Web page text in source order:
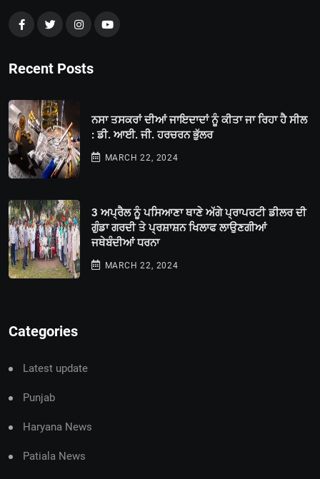
Recent Posts
ਨਸਾ ਤਸਕਰਾਂ ਦੀਆਂ ਜਾਇਦਾਦਾਂ ਨੂੰ ਕੀਤਾ ਜਾ ਰਿਹਾ ਹੈ ਸੀਲ
: ਡੀ. ਆਈ. ਜੀ. ਹਰਚਰਨ ਭੁੱਲਰ
MARCH 22, 2024
3 ਅਪ੍ਰੈਲ ਨੂੰ ਪਸਿਆਣਾ ਥਾਣੇ ਅੱਗੇ ਪ੍ਰਾਪਰਟੀ ਡੀਲਰ ਦੀ
ਗੁੰਡਾ ਗਰਦੀ ਤੇ ਪ੍ਰਸ਼ਾਸ਼ਨ ਖਿਲਾਫ ਲਾਉਣਗੀਆਂ
ਜਥੇਬੰਦੀਆਂ ਧਰਨਾ
MARCH 22, 2024
Categories
Latest update
Punjab
Haryana News
Patiala News